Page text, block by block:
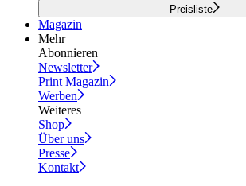
Preisliste
Magazin
Mehr
Abonnieren
Newsletter
Print Magazin
Werben
Weiteres
Shop
Über uns
Presse
Kontakt